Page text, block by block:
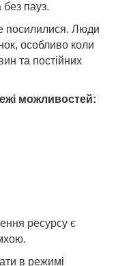
пауз.
посилилися. Люди
особливо коли
та постійних
можливостей:
ресурсу є
в режимі